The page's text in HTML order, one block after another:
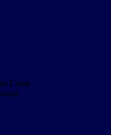
Utente